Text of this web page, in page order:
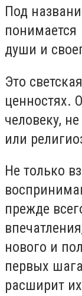
Под
понимается
души и
Это
ценностях.
человеку,
или
Не только
прежде
нового и
первых
расширит